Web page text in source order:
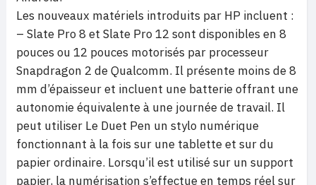
Les nouveaux matériels introduits par HP incluent :
– Slate Pro 8 et Slate Pro 12 sont disponibles en 8
pouces ou 12 pouces motorisés par processeur
Snapdragon 2 de Qualcomm. Il présente moins de 8
mm d’épaisseur et incluent une batterie offrant une
autonomie équivalente à une journée de travail. Il
peut utiliser Le Duet Pen un stylo numérique
fonctionnant à la fois sur une tablette et sur du
papier ordinaire. Lorsqu’il est utilisé sur un support
papier, la numérisation s’effectue en temps réel sur